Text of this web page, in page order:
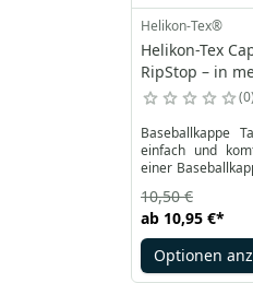
Helikon-Tex®
Helikon-Tex
RipStop – in
0
Baseballkappe
einfach und
einer
Umfang auf
Klettbändern zu
erleichtert. Eine
wie der Rest der
Look.
ab 10,95 €*
10,50 €
Optionen